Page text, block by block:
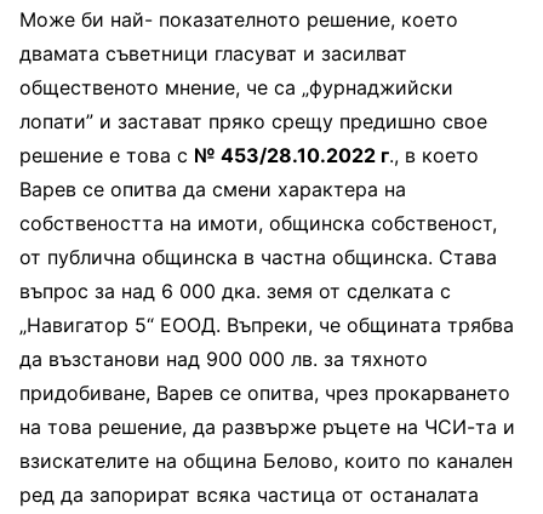
Mоже би най- показателното решение, което
двамата съветници гласуват и засилват
общественото мнение, че са „фурнаджийски
лопати” и застават пряко срещу предишно свое
решение е това с № 453/28.10.2022 г., в което
Варев се опитва да смени характера на
собствеността на имоти, общинска собственост,
от публична общинска в частна общинска. Става
въпрос за над 6 000 дка. земя от сделката с
„Навигатор 5“ ЕООД. Въпреки, че общината трябва
да възстанови над 900 000 лв. за тяхното
придобиване, Варев се опитва, чрез прокарването
на това решение, да развърже ръцете на ЧСИ-та и
взискателите на община Белово, които по канален
ред да запорират всяка частица от останалата